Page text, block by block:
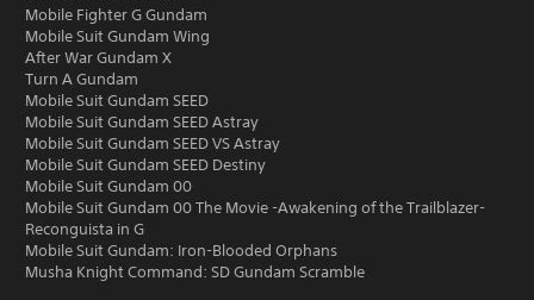
Mobile Fighter G Gundam
Mobile Suit Gundam Wing
After War Gundam X
Turn A Gundam
Mobile Suit Gundam SEED
Mobile Suit Gundam SEED Astray
Mobile Suit Gundam SEED VS Astray
Mobile Suit Gundam SEED Destiny
Mobile Suit Gundam 00
Mobile Suit Gundam 00 The Movie -Awakening of the Trailblazer-
Reconguista in G
Mobile Suit Gundam: Iron-Blooded Orphans
Musha Knight Command: SD Gundam Scramble